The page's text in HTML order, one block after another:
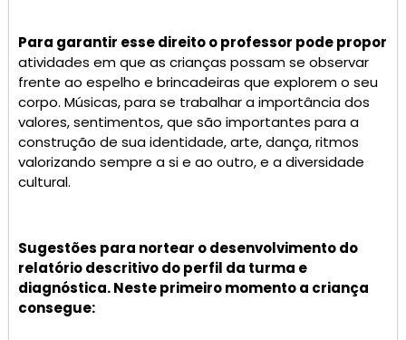
Para garantir esse direito o professor pode propor
atividades em que as crianças possam se observar
frente ao espelho e brincadeiras que explorem o seu
corpo. Músicas, para se trabalhar a importância dos
valores, sentimentos, que são importantes para a
construção de sua identidade, arte, dança, ritmos
valorizando sempre a si e ao outro, e a diversidade
cultural.
Sugestões para nortear o desenvolvimento do
relatório descritivo do perfil da turma e
diagnóstica. Neste primeiro momento a criança
consegue: